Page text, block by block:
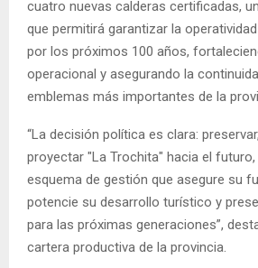
cuatro nuevas calderas certificadas,
que permitirá garantizar la
por los próximos 100 años,
operacional y asegurando la
emblemas más importantes de la
“La decisión política es clara:
proyectar "La Trochita" hacia el
esquema de gestión que asegure su
potencie su desarrollo turístico y
para las próximas generaciones”,
cartera productiva de la provincia.